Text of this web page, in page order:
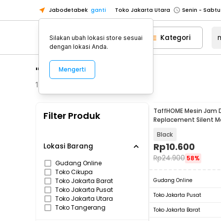
Jabodetabek ganti Toko Jakarta Utara
Toko Tangerang
Toko Cikupa
Pick n Go Jakarta Barat
Senin -
Toko Jakarta Barat
Senin -
Toko Tangerang
Kategori
"mesin jam dinding"
1251
Filter Produk
Lokasi Barang
Gudang Online
Toko Cikupa
Toko Jakarta Barat
Toko Jakarta Pusat
Toko Jakarta Utara
Toko Tangerang
TaffHOME Mesin Jam
Replacement Silent
Black
Rp10.600
Rp24.900 58%
Gudang Online
Toko Jakarta Pusat
Toko Jakarta Barat
Silakan ubah lokasi store sesuai
dengan lokasi Anda.
Mengerti